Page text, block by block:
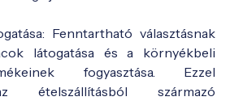
Fenntartható választásnak
látogatása és a környékbeli
fogyasztása. Ezzel
ételszállításból származó